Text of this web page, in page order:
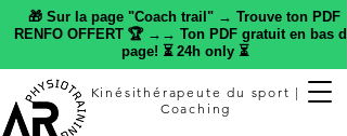
🎁 Sur la page "Coach trail" → Trouve ton PDF
RENFO OFFERT 🏆 →→ Ton PDF gratuit en bas de
page! ⏳ 24h only ⏳
Kinésithérapeute du sport |
Coaching